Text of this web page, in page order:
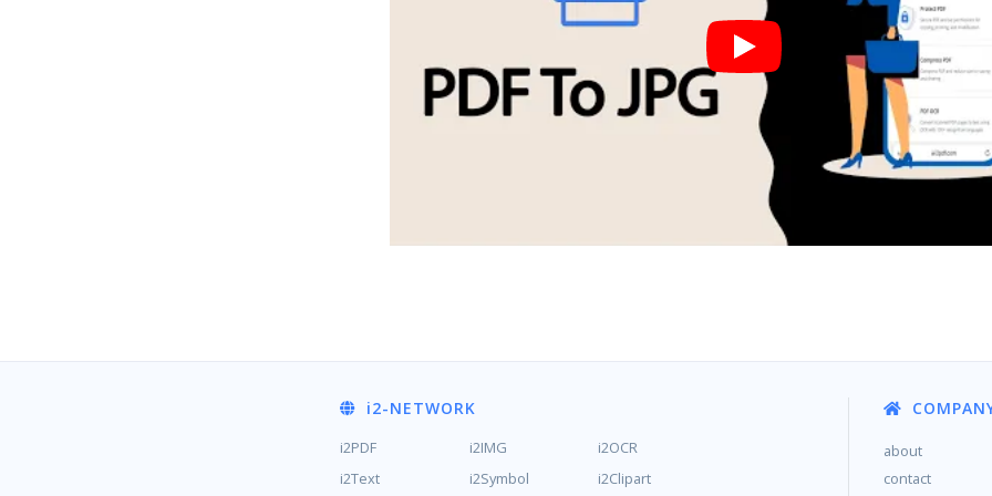
i2-NETWORK
i2PDF i2IMG
i2OCR
i2Text
i2Symbol i2Clipart
about
contact